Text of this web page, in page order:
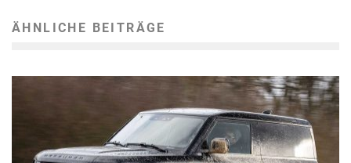
ÄHNLICHE BEITRÄGE